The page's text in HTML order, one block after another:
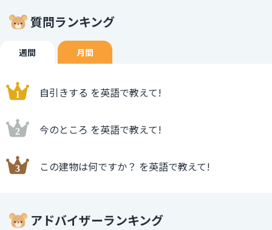
質問ランキング
週間 月間
自引きする を英語で教えて!
今のところ を英語で教えて!
この建物は何ですか？ を英語で教えて!
アドバイザーランキング